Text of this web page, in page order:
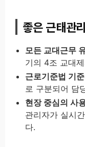
좋은 근태관
모든 교대근무
기의 4조 교대
근로기준법 기
로 구분되어 담
현장 중심의 사
관리자가 실시
다.